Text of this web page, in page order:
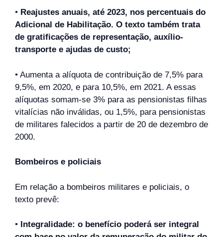
• Reajustes anuais, até 2023, nos percentuais do
Adicional de Habilitação. O texto também trata
de gratificações de representação, auxílio-
transporte e ajudas de custo;
• Aumenta a alíquota de contribuição de 7,5% para
9,5%, em 2020, e para 10,5%, em 2021. A essas
alíquotas somam-se 3% para as pensionistas filhas
vitalícias não inválidas, ou 1,5%, para pensionistas
de militares falecidos a partir de 20 de dezembro de
2000.
Bombeiros e policiais
Em relação a bombeiros militares e policiais, o
texto prevê:
• Integralidade: o benefício poderá ser integral